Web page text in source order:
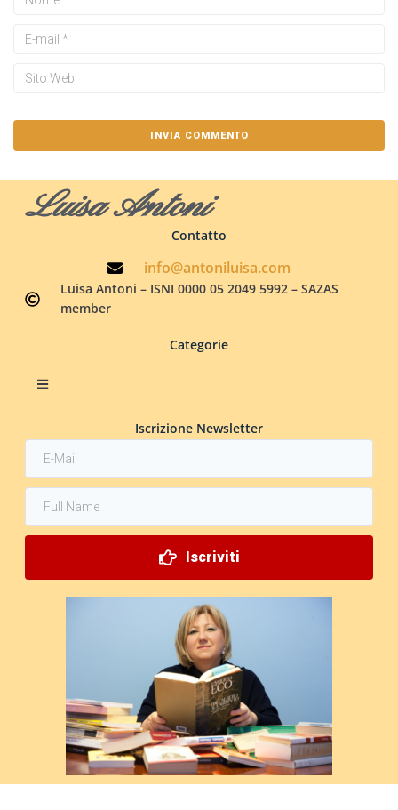
Luisa Antoni
Contatto
info@antoniluisa.com
Luisa Antoni – ISNI 0000 05 2049 5992 – SAZAS
member
Categorie
Iscrizione Newsletter
Iscriviti